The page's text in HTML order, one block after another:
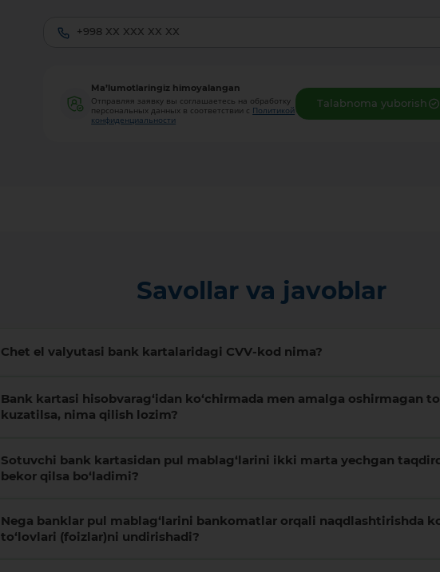
Ma’lumotlaringiz himoyalangan
Отправляя заявку вы соглашаетесь на обработку
персональных данных в соответствии с Политикой
конфиденциальности
Talabnoma yuborish
Savollar va javoblar
Chet el valyutasi bank kartalaridagi CVV-kod nima?
Bank kartasi hisobvarag‘idan ko‘chirmada men amalga oshirmagan
kuzatilsa, nima qilish lozim?
Sotuvchi bank kartasidan pul mablag‘larini ikki marta yechgan
bekor qilsa bo‘ladimi?
Nega banklar pul mablag‘larini bankomatlar orqali naqdlashtirishda
to‘lovlari (foizlar)ni undirishadi?